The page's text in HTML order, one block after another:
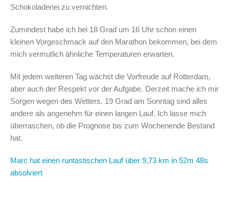
Schokoladenei zu vernichten.
Zumindest habe ich bei 18 Grad um 16 Uhr schon einen
kleinen Vorgeschmack auf den Marathon bekommen, bei dem
mich vermutlich ähnliche Temperaturen erwarten.
Mit jedem weiteren Tag wächst die Vorfreude auf Rotterdam,
aber auch der Respekt vor der Aufgabe. Derzeit mache ich mir
Sorgen wegen des Wetters. 19 Grad am Sonntag sind alles
andere als angenehm für einen langen Lauf. Ich lasse mich
überraschen, ob die Prognose bis zum Wochenende Bestand
hat.
Marc hat einen runtastischen Lauf über 9,73 km in 52m 48s
absolviert